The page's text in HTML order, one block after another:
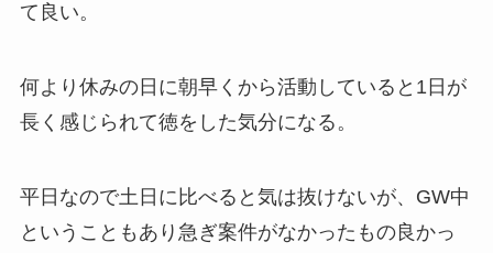
て良い。
何より休みの日に朝早くから活動していると1日が
長く感じられて徳をした気分になる。
平日なので土日に比べると気は抜けないが、GW中
ということもあり急ぎ案件がなかったもの良かっ